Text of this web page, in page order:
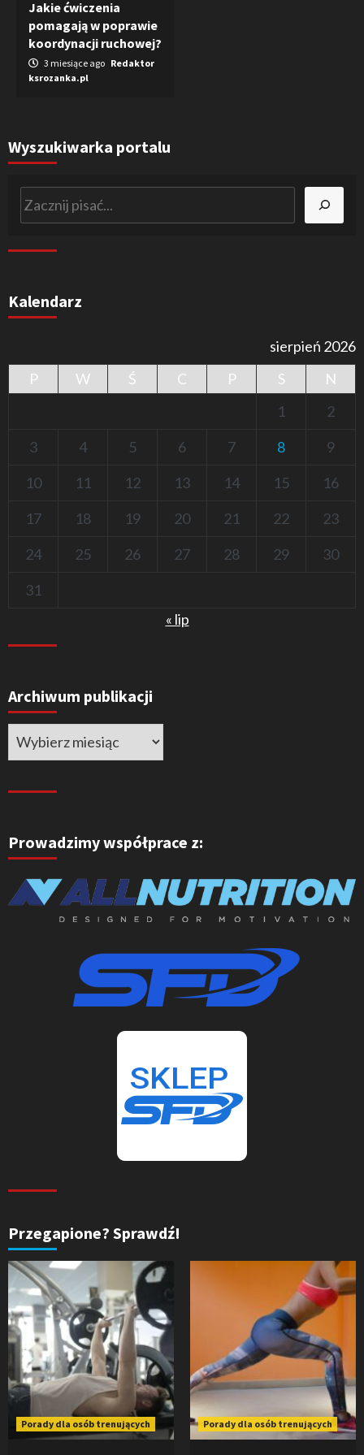
Jakie ćwiczenia
pomagają w poprawie
koordynacji ruchowej?
3 miesiące ago Redaktor
ksrozanka.pl
Wyszukiwarka portalu
Szukaj
Kalendarz
sierpień 2026
P
W Ś C P S
N
1
2
3
4 5 6 7 8
9
10
11 12 13 14 15
16
17
18 19 20 21 22
23
24
25 26 27 28 29
30
31
« lip
Archiwum publikacji
Prowadzimy współprace z:
Przegapione? Sprawdź!
Porady dla osób trenujących Porady dla osób trenujących